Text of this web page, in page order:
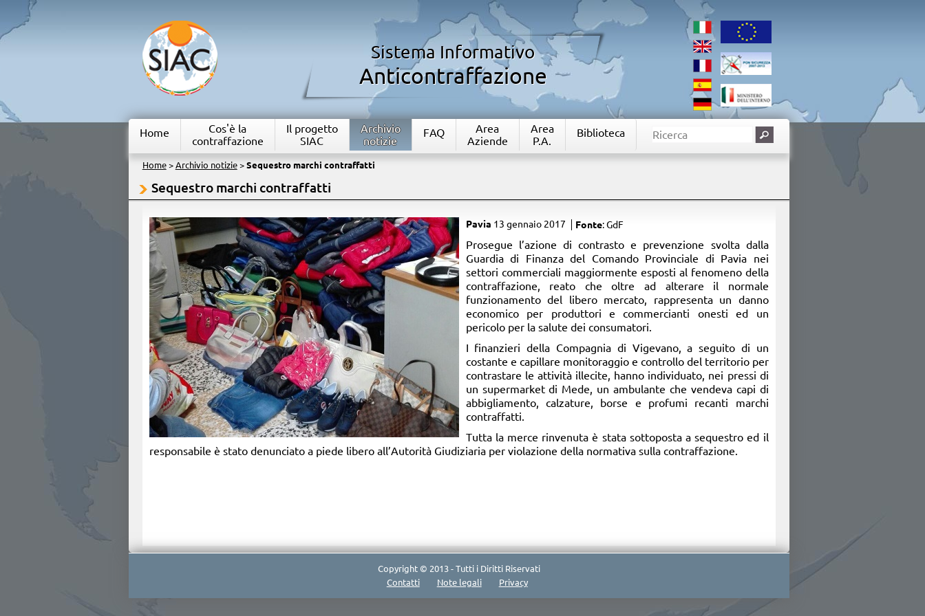
Sistema Informativo
Anticontraffazione
Home
Cos'è la
contraffazione
Il progetto
SIAC
Archivio
notizie
FAQ
Area
Aziende
Area
P.A.
Biblioteca
Home> Archivio notizie> Sequestro marchi contraffatti
Sequestro marchi contraffatti
Pavia 13 gennaio 2017 Fonte: GdF
​Prosegue l’azione di contrasto e prevenzione svolta dalla
Guardia di Finanza del Comando Provinciale di Pavia nei
settori commerciali maggiormente esposti al fenomeno della
contraffazione, reato che oltre ad alterare il normale
funzionamento del libero mercato, rappresenta un danno
economico per produttori e commercianti onesti ed un
pericolo per la salute dei consumatori.
I finanzieri della Compagnia di Vigevano, a seguito di un
costante e capillare monitoraggio e controllo del territorio per
contrastare le attività illecite, hanno individuato, nei pressi di
un supermarket di Mede, un ambulante che vendeva capi di
abbigliamento, calzature, borse e profumi recanti marchi
contraffatti.
Tutta la merce rinvenuta è stata sottoposta a sequestro ed il
responsabile è stato denunciato a piede libero all’Autorità Giudiziaria per violazione della normativa sulla contraffazione.
Copyright © 2013 - Tutti i Diritti Riservati
Contatti
Note legali Privacy